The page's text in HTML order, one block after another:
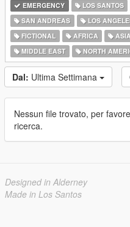
EMERGENCY LOS SANTOS
SAN ANDREAS
LOS
FICTIONAL
AFRICA
MIDDLE EAST
NORTH
Dal: Ultima Settimana
Nessun file trovato, per
ricerca.
Designed in Alderney
Made in Los Santos